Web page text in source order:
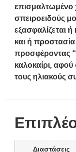
επισμαλτωμένο
σπειροειδούς
εξασφαλίζεται
και ή
προσφέροντας
καλοκαίρι, αφού
τους ηλιακούς
Διαστάσεις